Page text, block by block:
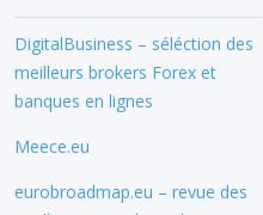
DigitalBusiness – séléction des
meilleurs brokers Forex et
banques en lignes
Meece.eu
eurobroadmap.eu – revue des